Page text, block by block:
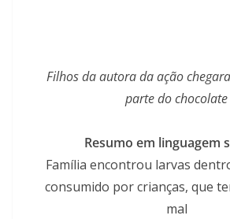
Filhos da autora da ação
parte do chocolate
Resumo em linguagem
Família encontrou larvas
consumido por crianças, que
mal